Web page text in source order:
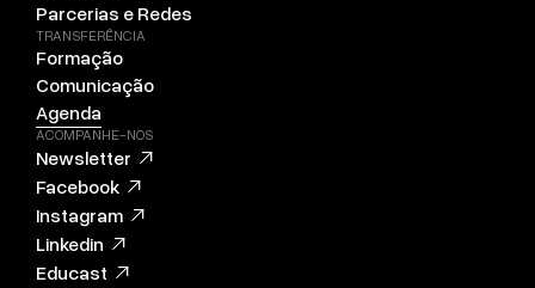
Parcerias e Redes
TRANSFERÊNCIA
Formação
Comunicação
Agenda
ACOMPANHE-NOS
Newsletter
Facebook
Instagram
Linkedin
Educast